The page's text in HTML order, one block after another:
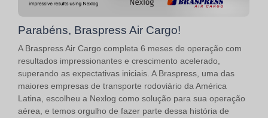
Parabéns, Braspress Air Cargo!
A Braspress Air Cargo completa 6 meses de operação com
resultados impressionantes e crescimento acelerado,
superando as expectativas iniciais. A Braspress, uma das
maiores empresas de transporte rodoviário da América
Latina, escolheu a Nexlog como solução para sua operação
aérea, e temos orgulho de fazer parte dessa história de